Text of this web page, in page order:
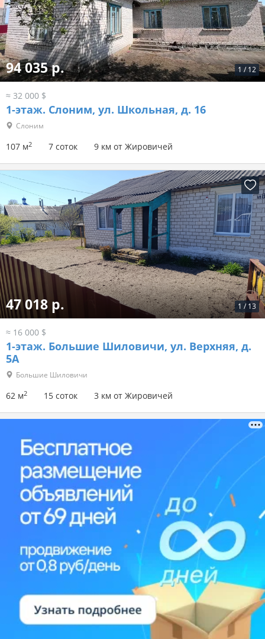
1 / 12
94 035 р.
≈ 32 000 $
1-этаж. Слоним, ул. Школьная, д. 16
Слоним
107 м2 7 соток 9 км от Жировичей
1 / 13
47 018 р.
≈ 16 000 $
1-этаж. Большие Шиловичи, ул. Верхняя, д.
5А
Большие Шиловичи
62 м2 15 соток 3 км от Жировичей